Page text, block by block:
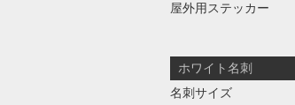
屋外用ステッカー
ホワイト名刺
名刺サイズ